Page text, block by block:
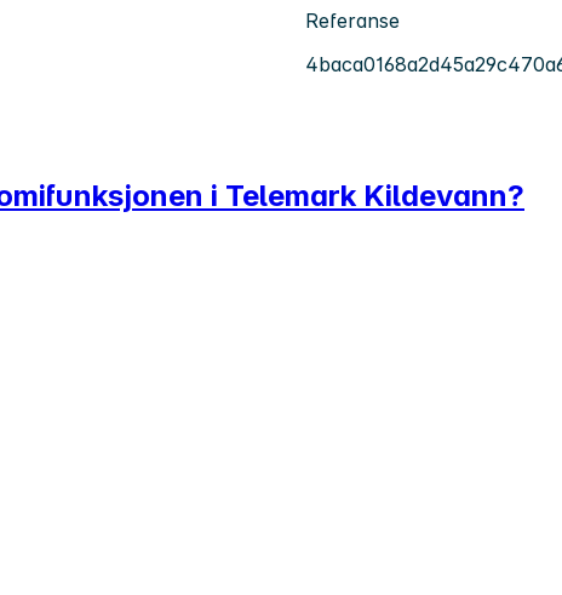
Referanse
i Telemark Kildevann?